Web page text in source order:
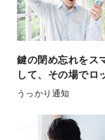
鍵の閉め忘れをス
して、その場でロ
うっかり通知